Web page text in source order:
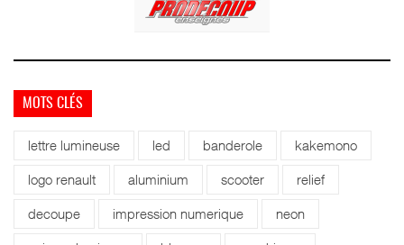
MOTS CLÉS
lettre lumineuse led banderole kakemono
logo renault aluminium scooter relief
decoupe impression numerique neon